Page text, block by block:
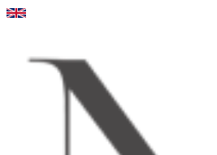
Videre